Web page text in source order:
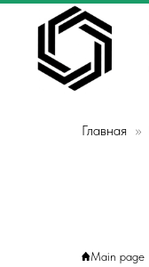
Главная
Main page